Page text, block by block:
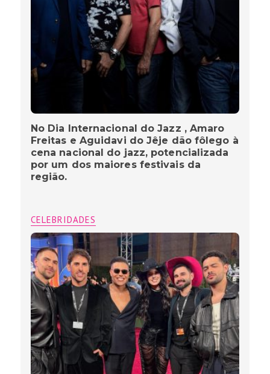
No Dia Internacional do Jazz , Amaro
Freitas e Aguidavi do Jêje dão fôlego à
cena nacional do jazz, potencializada
por um dos maiores festivais da
região.
CELEBRIDADES